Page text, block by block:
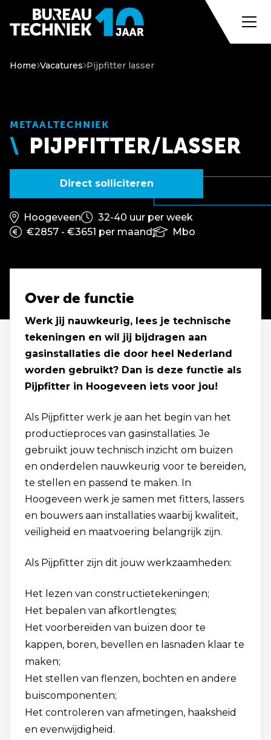
Home Vacatures Pijpfitter lasser
METAALTECHNIEK
PIJPFITTER/LASSER
Direct solliciteren
Hoogeveen
32-40 uur per week
€2857 - €3651 per maand
Mbo
Over de functie
Werk jij nauwkeurig, lees je technische
tekeningen en wil jij bijdragen aan
gasinstallaties die door heel Nederland
worden gebruikt? Dan is deze functie als
Pijpfitter in Hoogeveen iets voor jou!
Als Pijpfitter werk je aan het begin van het
productieproces van gasinstallaties. Je
gebruikt jouw technisch inzicht om buizen
en onderdelen nauwkeurig voor te bereiden,
te stellen en passend te maken. In
Hoogeveen werk je samen met fitters, lassers
en bouwers aan installaties waarbij kwaliteit,
veiligheid en maatvoering belangrijk zijn.
Als Pijpfitter zijn dit jouw werkzaamheden:
Het lezen van constructietekeningen;
Het bepalen van afkortlengtes;
Het voorbereiden van buizen door te
kappen, boren, bevellen en lasnaden klaar te
maken;
Het stellen van flenzen, bochten en andere
buiscomponenten;
Het controleren van afmetingen, haaksheid
en evenwijdigheid.